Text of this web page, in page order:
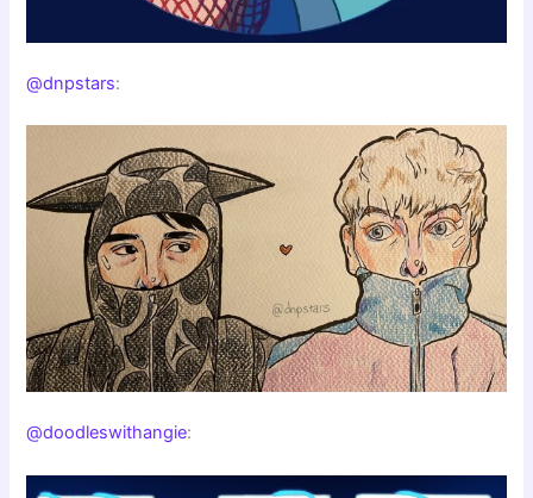
@dnpstars:
@doodleswithangie: